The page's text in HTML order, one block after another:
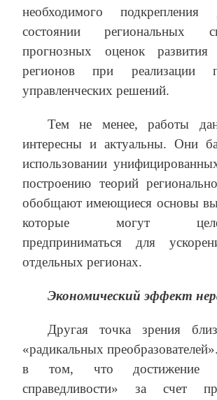
необходимого
состоянии региональных
прогнозных оценок развития
регионов при реализации
управленческих решений.
Тем не менее, работы
интересны и актуальны. Они
использовании
построению теорий
обобщают имеющиеся основы
которые могут
предприниматься для
отдельных регионах.
Экономический эффект
Другая точка зрения
«радикальных
в том, что достижение
справедливости» за счет